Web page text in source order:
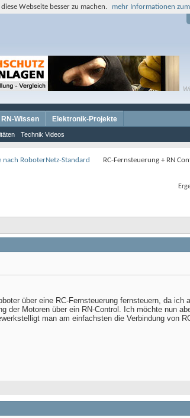
Technik Videos
RN-Wissen Elektronik-Projekte
RoboterNetz-Standard
RC-Fernsteuerung + RN
über eine RC-Fernsteuerung fernsteuern, da ich
der Motoren über ein RN-Control. Ich möchte nun
man am einfachsten die Verbindung von
Webseite besser zu machen. mehr Informationen